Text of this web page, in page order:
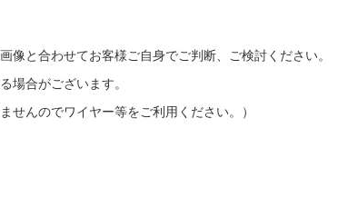
と合わせてお客様ご自身でご判断、ご検討ください。
場合がございます。
んのでワイヤー等をご利用ください。）